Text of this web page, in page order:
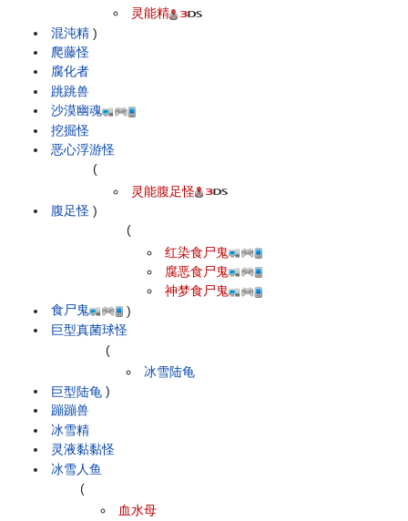
混沌精
灵能精
)
爬藤怪
腐化者
跳跳兽
沙漠幽魂
挖掘怪
恶心浮游怪
腹足怪
(
灵能腹足怪
)
食尸鬼
(
红染食尸鬼
腐恶食尸鬼
神梦食尸鬼
)
巨型真菌球怪
巨型陆龟
(
冰雪陆龟
)
蹦蹦兽
冰雪精
灵液黏黏怪
冰雪人鱼
(
血水母